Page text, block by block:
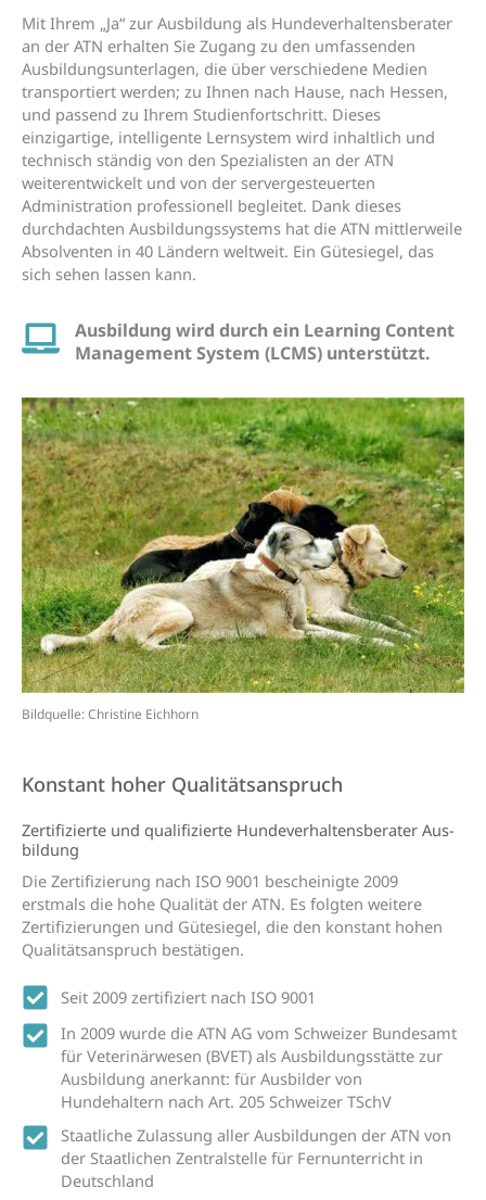
Mit Ihrem „Ja“ zur Ausbildung als Hundeverhaltensberater
an der ATN erhalten Sie Zugang zu den umfassenden
Ausbildungsunterlagen, die über verschiedene Medien
transportiert werden; zu Ihnen nach Hause, nach Hessen,
und passend zu Ihrem Studienfortschritt. Dieses
einzigartige, intelligente Lernsystem wird inhaltlich und
technisch ständig von den Spezialisten an der ATN
weiterentwickelt und von der servergesteuerten
Administration professionell begleitet. Dank dieses
durchdachten Ausbildungssystems hat die ATN mittlerweile
Absolventen in 40 Ländern weltweit. Ein Gütesiegel, das
sich sehen lassen kann.
Ausbildung wird durch ein Learning Content
Management System (LCMS) unterstützt.
Bildquelle: Christine Eichhorn
Konstant hoher Qualitätsanspruch
Zertifi­­zierte und qualifi­zierte Hunde­­verhaltens­­berater Aus­
bildung
Die Zertifizierung nach ISO 9001 bescheinigte 2009
erstmals die hohe Qualität der ATN. Es folgten weitere
Zertifizierungen und Gütesiegel, die den konstant hohen
Qualitätsanspruch bestätigen.
Seit 2009 zertifiziert nach ISO 9001
In 2009 wurde die ATN AG vom Schweizer Bundesamt
für Veterinärwesen (BVET) als Ausbildungsstätte zur
Ausbildung anerkannt: für Ausbilder von
Hundehaltern nach Art. 205 Schweizer TSchV
Staatliche Zulassung aller Ausbildungen der ATN von
der Staatlichen Zentralstelle für Fernunterricht in
Deutschland